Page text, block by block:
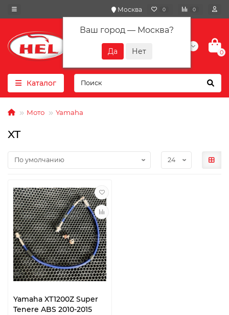
Москва
Ваш город — Москва?
0 0
+7(901) 417-10-01
0
Каталог
Мото Yamaha
XT
Yamaha XT1200Z Super
Tenere ABS 2010-2015